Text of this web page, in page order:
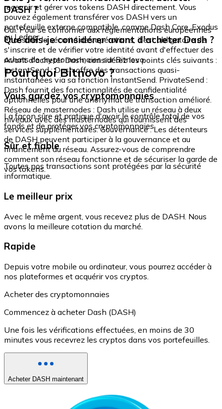
recevoir et gérer vos tokens DASH directement. Vous
pouvez également transférer vos DASH vers un
portefeuille externe compatible, comme Dash Core, Exodus
ou Ledger.
DASH ?
Oui. Pour se conformer aux réglementations européennes
et assurer la sécurité des opérations, il est obligatoire de
s'inscrire et de vérifier votre identité avant d'effectuer des
achats de cryptomonnaies sur Bitnovo.
Que dois-je considérer avant d'acheter Dash ?
Avant d'acheter Dash, considérez les points clés suivants :
InstantSend : Dash offre des transactions quasi-
instantanées via sa fonction InstantSend. PrivateSend :
Dash fournit des fonctionnalités de confidentialité
optionnelles pour une anonymat de transaction amélioré.
Réseau de masternodes : Dash utilise un réseau à deux
niveaux avec des masternodes qui fournissent des
services supplémentaires. Gouvernance : Les détenteurs
de DASH peuvent participer à la gouvernance et au
financement du réseau. Assurez-vous de comprendre
comment son réseau fonctionne et de sécuriser la garde de
vos tokens.
Pourquoi Bitnovo ?
Vous gardez vos cryptomonnaies
La façon sûre et pratique d'avoir le contrôle total de vos
fonds et de protéger vos cryptomonnaies.
Sûr et fiable
Toutes nos transactions sont protégées par la sécurité
informatique.
Le meilleur prix
Avec le même argent, vous recevez plus de DASH. Nous
avons la meilleure cotation du marché.
Rapide
Depuis votre mobile ou ordinateur, vous pourrez accéder à
nos plateformes et acquérir vos cryptos.
Acheter des cryptomonnaies
Commencez à acheter Dash (DASH)
Une fois les vérifications effectuées, en moins de 30
minutes vous recevrez les cryptos dans vos portefeuilles.
Acheter DASH maintenant